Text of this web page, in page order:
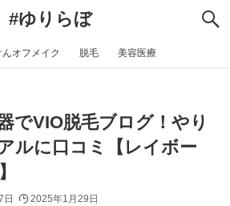
#ゆりらぼ
んオフメイク 脱毛 美容医療
でVIO脱毛ブログ！やり
ルに口コミ【レイボー
日 2025年1月29日